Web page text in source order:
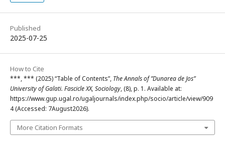
Published
2025-07-25
How to Cite
***, *** (2025) “Table of Contents”, The Annals of ”Dunarea de Jos”
University of Galati. Fascicle XX, Sociology, (8), p. 1. Available at:
https://www.gup.ugal.ro/ugaljournals/index.php/socio/article/view/909
4 (Accessed: 7August2026).
More Citation Formats